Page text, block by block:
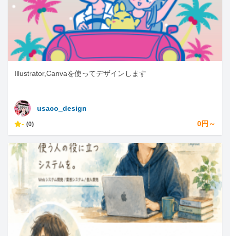
Illustrator,Canvaを使ってデザインします
usaco_design
- (0) 0円～